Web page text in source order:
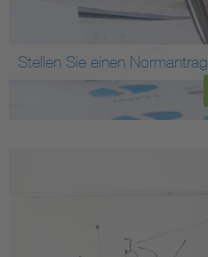
Stellen Sie einen Normantrag